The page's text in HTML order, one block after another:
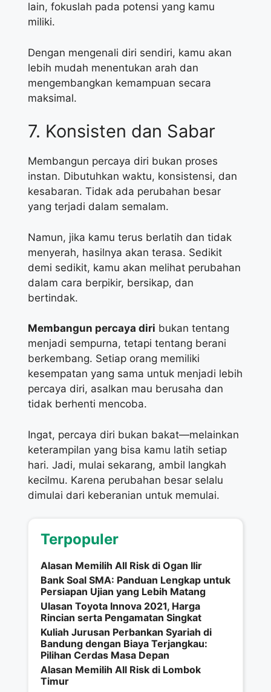
lain, fokuslah pada potensi yang kamu
miliki.
Dengan mengenali diri sendiri, kamu akan
lebih mudah menentukan arah dan
mengembangkan kemampuan secara
maksimal.
7. Konsisten dan Sabar
Membangun percaya diri bukan proses
instan. Dibutuhkan waktu, konsistensi, dan
kesabaran. Tidak ada perubahan besar
yang terjadi dalam semalam.
Namun, jika kamu terus berlatih dan tidak
menyerah, hasilnya akan terasa. Sedikit
demi sedikit, kamu akan melihat perubahan
dalam cara berpikir, bersikap, dan
bertindak.
Membangun percaya diri bukan tentang
menjadi sempurna, tetapi tentang berani
berkembang. Setiap orang memiliki
kesempatan yang sama untuk menjadi lebih
percaya diri, asalkan mau berusaha dan
tidak berhenti mencoba.
Ingat, percaya diri bukan bakat—melainkan
keterampilan yang bisa kamu latih setiap
hari. Jadi, mulai sekarang, ambil langkah
kecilmu. Karena perubahan besar selalu
dimulai dari keberanian untuk memulai.
Terpopuler
Alasan Memilih All Risk di Ogan Ilir
Bank Soal SMA: Panduan Lengkap untuk
Persiapan Ujian yang Lebih Matang
Ulasan Toyota Innova 2021, Harga
Rincian serta Pengamatan Singkat
Kuliah Jurusan Perbankan Syariah di
Bandung dengan Biaya Terjangkau:
Pilihan Cerdas Masa Depan
Alasan Memilih All Risk di Lombok
Timur